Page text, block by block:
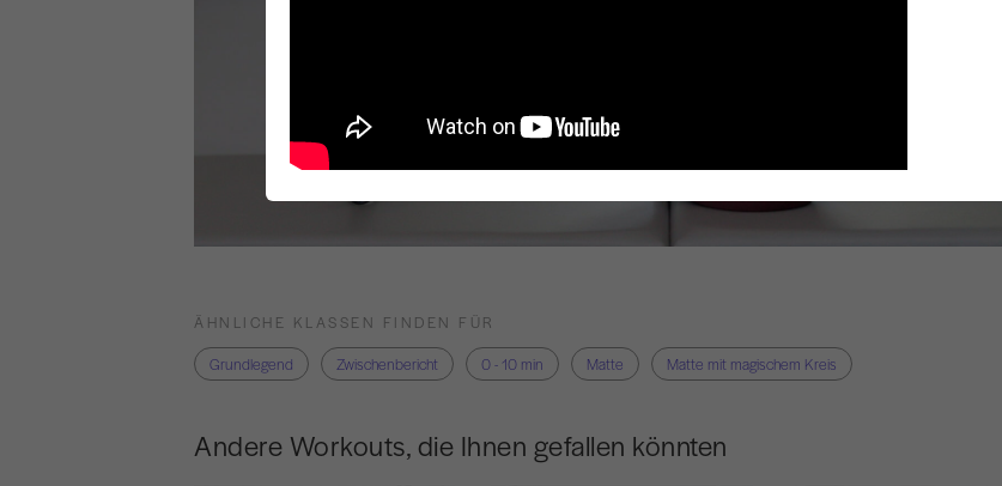
ÄHNLICHE KLASSEN FINDEN FÜR
Grundlegend
Zwischenbericht 0 - 10 min Matte Matte mit magischem Kreis
Andere Workouts, die Ihnen gefallen könnten